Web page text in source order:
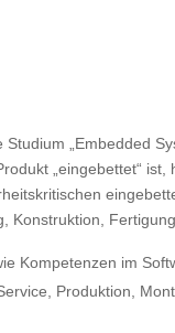
„Embedded
„eingebettet“
Kompetenzen im
Produktion,